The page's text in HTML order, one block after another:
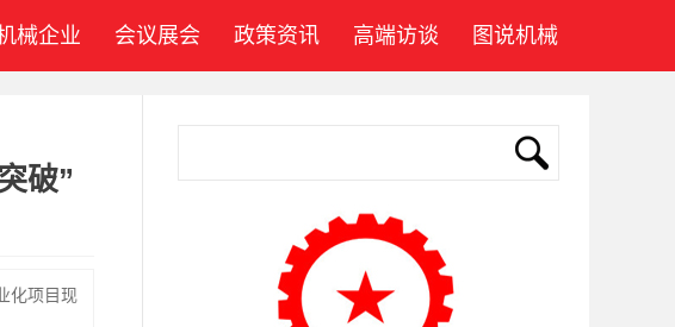
械企业 会议展会 政策资讯 高端访谈 图说机械
破”
化项目现